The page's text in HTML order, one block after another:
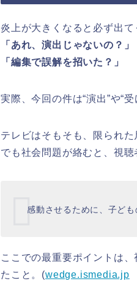
炎上が大きくなると必ず出て
「あれ、演出じゃないの？」
「編集で誤解を招いた？」
実際、今回の件は“演出”や“
テレビはそもそも、限られた
でも社会問題が絡むと、視聴
感動させるために、子ども
ここでの最重要ポイントは
たこと。(wedge.ismedia.jp